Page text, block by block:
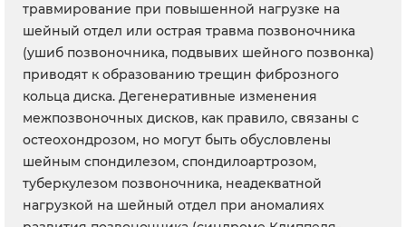
травмирование при повышенной нагрузке на
шейный отдел или острая травма позвоночника
(ушиб позвоночника, подвывих шейного позвонка)
приводят к образованию трещин фиброзного
кольца диска. Дегенеративные изменения
межпозвоночных дисков, как правило, связаны с
остеохондрозом, но могут быть обусловлены
шейным спондилезом, спондилоартрозом,
туберкулезом позвоночника, неадекватной
нагрузкой на шейный отдел при аномалиях